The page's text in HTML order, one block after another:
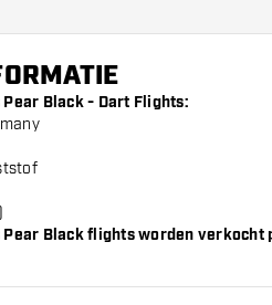
Black - Dart Flights:
Pear Black flights worden verkocht